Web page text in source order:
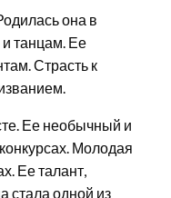
она в
и танцам. Ее
Страсть к
Ее необычный и
Молодая
Ее талант,
стала одной из